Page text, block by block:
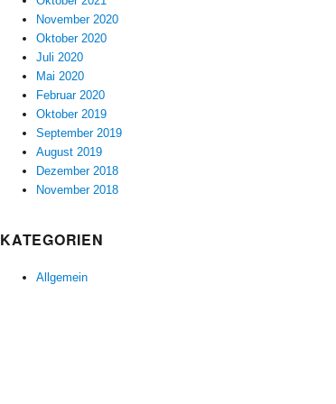
November 2020
Oktober 2020
Juli 2020
Mai 2020
Februar 2020
Oktober 2019
September 2019
August 2019
Dezember 2018
November 2018
KATEGORIEN
Allgemein